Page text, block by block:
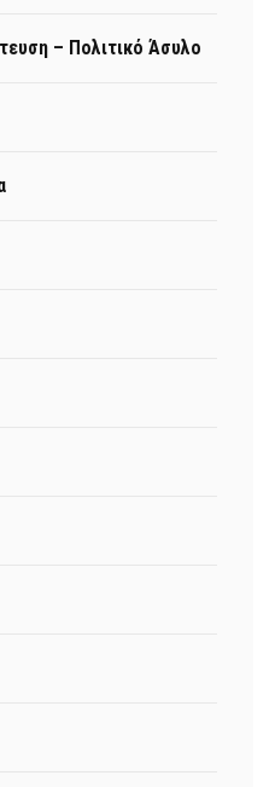
– Πολιτικό Άσυλο